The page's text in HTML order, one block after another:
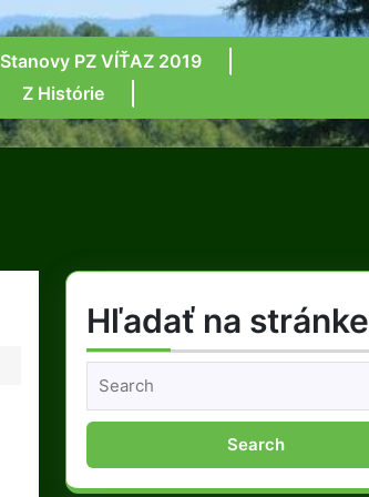
Stanovy PZ VÍŤAZ 2019
Z Histórie
Hľadať na stránke
for: